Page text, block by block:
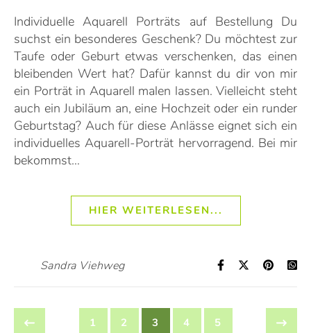
Individuelle Aquarell Porträts auf Bestellung Du
suchst ein besonderes Geschenk? Du möchtest zur
Taufe oder Geburt etwas verschenken, das einen
bleibenden Wert hat? Dafür kannst du dir von mir
ein Porträt in Aquarell malen lassen. Vielleicht steht
auch ein Jubiläum an, eine Hochzeit oder ein runder
Geburtstag? Auch für diese Anlässe eignet sich ein
individuelles Aquarell-Porträt hervorragend. Bei mir
bekommst…
HIER WEITERLESEN...
Sandra Viehweg
1 2 3 4 5